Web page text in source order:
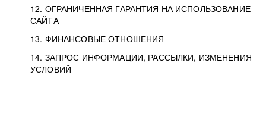
12. ОГРАНИЧЕННАЯ ГАРАНТИЯ НА ИСПОЛЬЗОВАНИЕ
САЙТА
13. ФИНАНСОВЫЕ ОТНОШЕНИЯ
14. ЗАПРОС ИНФОРМАЦИИ, РАССЫЛКИ, ИЗМЕНЕНИЯ
УСЛОВИЙ